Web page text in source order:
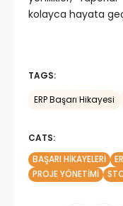
kolayca hayata
TAGS:
ERP Başarı Hikayesi
CATS:
BAŞARI HIKAYELERI
PROJE YÖNETIMI